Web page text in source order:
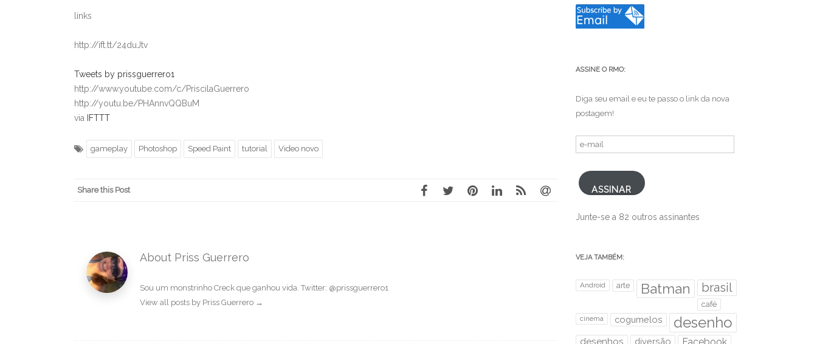
links
http://ift.tt/24duJtv
Tweets by prissguerrero1
http://www.youtube.com/c/PriscilaGuerrero
http://youtu.be/PHAnnvQQBuM
via
IFTTT
gameplay Photoshop Speed Paint tutorial Video novo
Share this Post
About Priss Guerrero
Sou um monstrinho Creck que ganhou vida. Twitter: @prissguerrero1
View all posts by Priss Guerrero →
ASSINE O RMO:
Diga seu email e eu te passo o link da nova
postagem!
e-
mail
ASSINAR
Junte-se a 82 outros assinantes
VEJA TAMBÉM:
Android arte Batman brasil
café
cinema cogumelos desenho
desenhos diversão Facebook